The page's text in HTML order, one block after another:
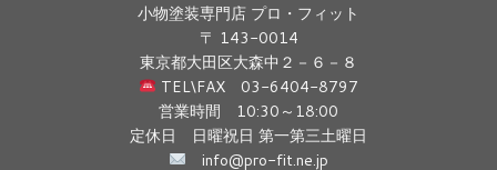
小物塗装専門店 プロ・フィット
〒 143-0014
東京都大田区大森中２－６－８
TEL\FAX 03-6404-8797
営業時間 10:30～18:00
定休日 日曜祝日 第一第三土曜日
info@pro-fit.ne.jp